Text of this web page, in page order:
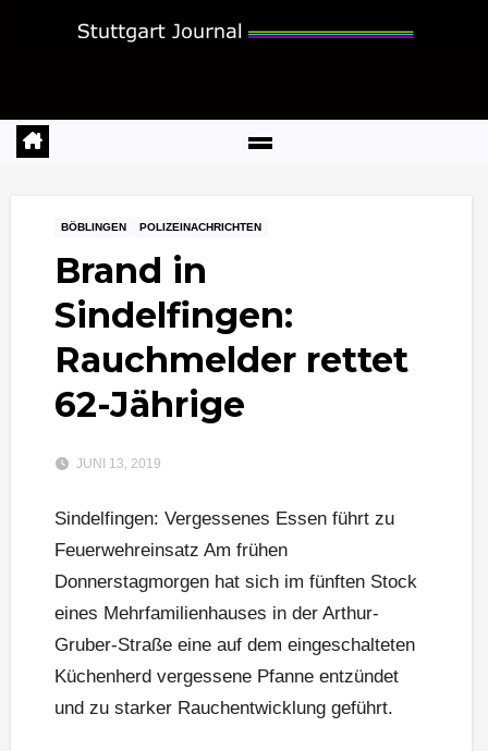
BÖBLINGEN POLIZEINACHRICHTEN
Brand in
Sindelfingen:
Rauchmelder rettet
62-Jährige
JUNI 13, 2019
Sindelfingen: Vergessenes Essen führt zu
Feuerwehreinsatz Am frühen
Donnerstagmorgen hat sich im fünften Stock
eines Mehrfamilienhauses in der Arthur-
Gruber-Straße eine auf dem eingeschalteten
Küchenherd vergessene Pfanne entzündet
und zu starker Rauchentwicklung geführt.